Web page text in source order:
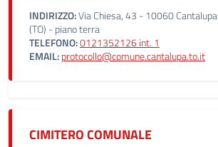
INDIRIZZO:Via Chiesa, 43 - 10060 Cantalupa
(TO) - piano terra
TELEFONO:0121352126 int. 1
EMAIL:protocollo@comune.cantalupa.to.it
CIMITERO COMUNALE